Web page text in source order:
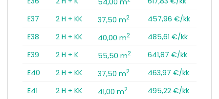
E37
2 H + KK 37,50 m2
457,96 €/kk
E38
2 H + KK 40,00 m2
485,61 €/kk
E39
2 H + K 55,50 m2
641,87 €/kk
E40
2 H + KK 37,50 m2
463,97 €/kk
E41
2 H + KK 41,00 m2
495,22 €/kk